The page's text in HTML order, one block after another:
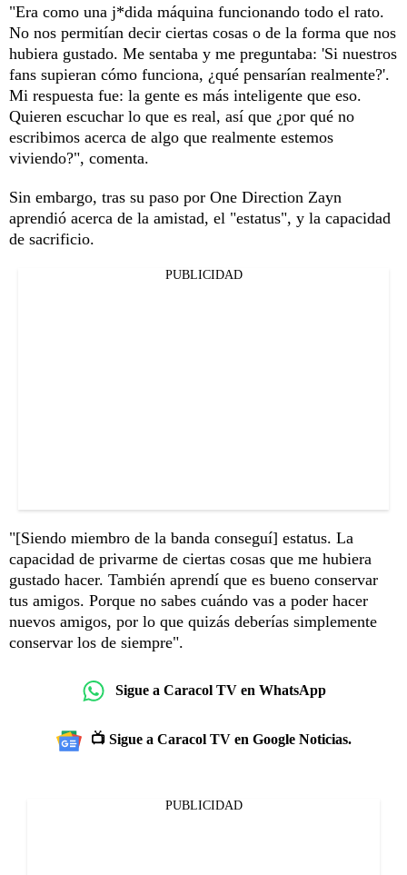
"Era como una j*dida máquina funcionando todo el rato.
No nos permitían decir ciertas cosas o de la forma que nos
hubiera gustado. Me sentaba y me preguntaba: 'Si nuestros
fans supieran cómo funciona, ¿qué pensarían realmente?'.
Mi respuesta fue: la gente es más inteligente que eso.
Quieren escuchar lo que es real, así que ¿por qué no
escribimos acerca de algo que realmente estemos
viviendo?", comenta.
Sin embargo, tras su paso por One Direction Zayn
aprendió acerca de la amistad, el "estatus", y la capacidad
de sacrificio.
PUBLICIDAD
"[Siendo miembro de la banda conseguí] estatus. La
capacidad de privarme de ciertas cosas que me hubiera
gustado hacer. También aprendí que es bueno conservar
tus amigos. Porque no sabes cuándo vas a poder hacer
nuevos amigos, por lo que quizás deberías simplemente
conservar los de siempre".
Sigue a Caracol TV en WhatsApp
📺 Sigue a Caracol TV en Google Noticias.
PUBLICIDAD